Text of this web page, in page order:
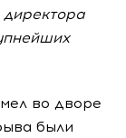
во дворе
были